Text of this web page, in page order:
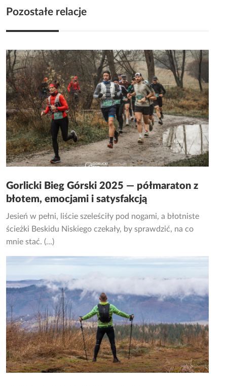
Pozostałe relacje
Gorlicki Bieg Górski 2025 — półmaraton z
błotem, emocjami i satysfakcją
Jesień w pełni, liście szeleściły pod nogami, a błotniste
ścieżki Beskidu Niskiego czekały, by sprawdzić, na co
mnie stać. (...)